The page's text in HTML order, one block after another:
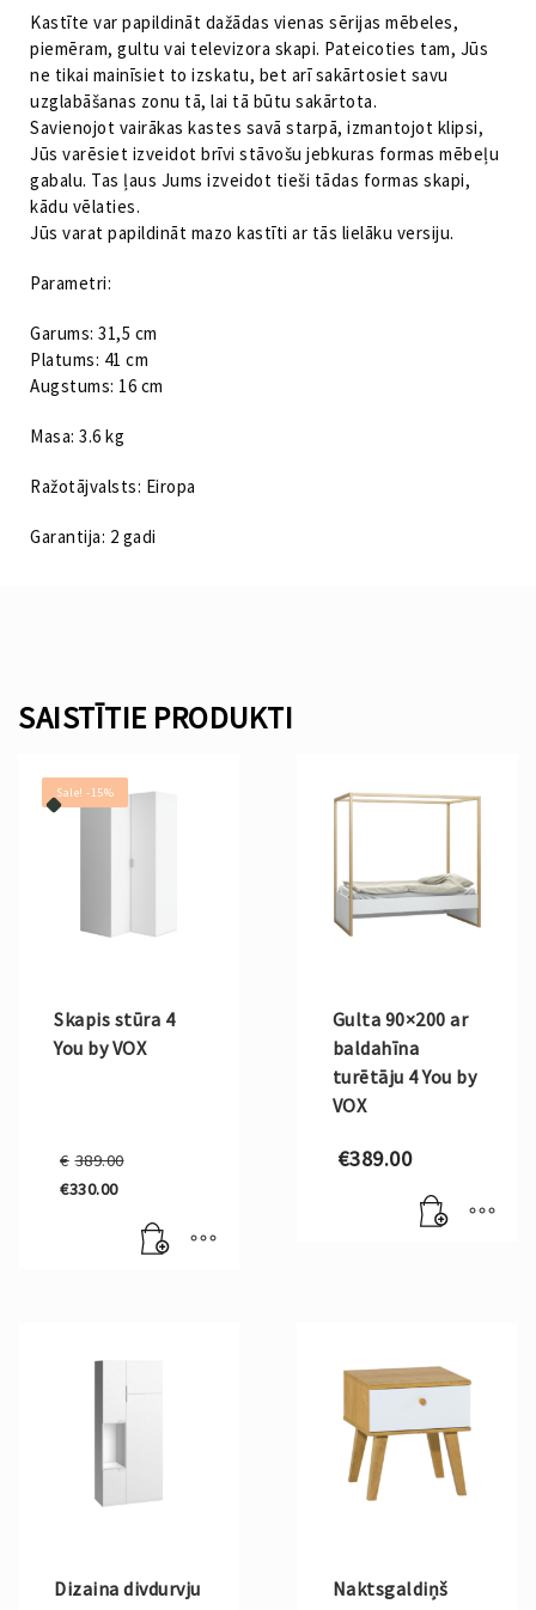
Kastīte var papildināt dažādas vienas sērijas mēbeles,
piemēram, gultu vai televizora skapi. Pateicoties tam, Jūs
ne tikai mainīsiet to izskatu, bet arī sakārtosiet savu
uzglabāšanas zonu tā, lai tā būtu sakārtota.
Savienojot vairākas kastes savā starpā, izmantojot klipsi,
Jūs varēsiet izveidot brīvi stāvošu jebkuras formas mēbeļu
gabalu. Tas ļaus Jums izveidot tieši tādas formas skapi,
kādu vēlaties.
Jūs varat papildināt mazo kastīti ar tās lielāku versiju.
Parametri:
Garums: 31,5 cm
Platums: 41 cm
Augstums: 16 cm
Masa: 3.6 kg
Ražotājvalsts: Eiropa
Garantija: 2 gadi
SAISTĪTIE PRODUKTI
Sale! -15%
Skapis stūra 4
You by VOX
€ 389.00
€389.00.
€330.00
Gulta 90×200 ar
baldahīna
turētāju 4 You by
VOX
€389.00
Dizaina divdurvju
Naktsgaldiņš